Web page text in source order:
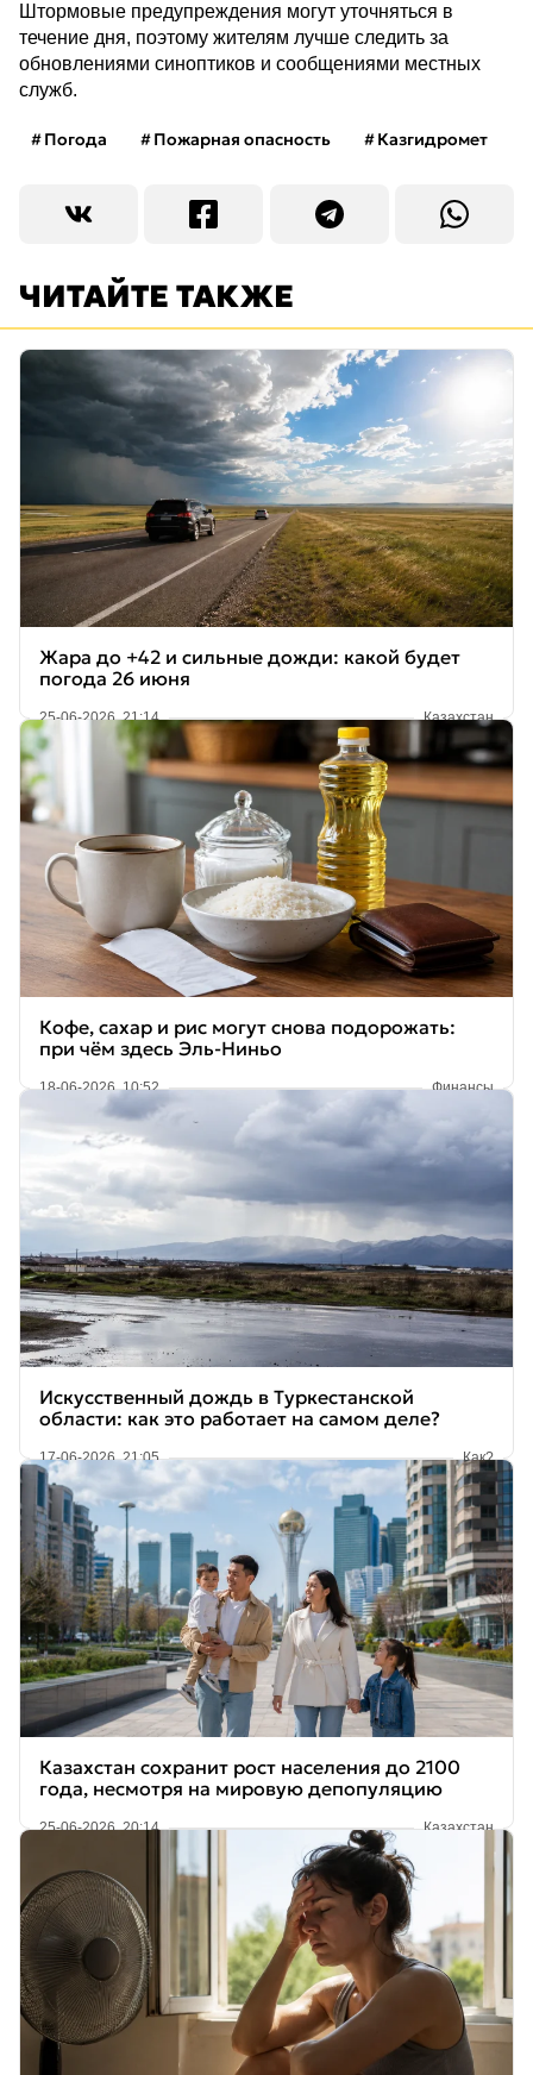
Штормовые предупреждения могут уточняться в
течение дня, поэтому жителям лучше следить за
обновлениями синоптиков и сообщениями местных
служб.
Погода Пожарная опасность Казгидромет
ЧИТАЙТЕ ТАКЖЕ
Жара до +42 и сильные дожди: какой будет
погода 26 июня
25-06-2026, 21:14 Казахстан
Кофе, сахар и рис могут снова подорожать:
при чём здесь Эль-Ниньо
18-06-2026, 10:52 Финансы
Искусственный дождь в Туркестанской
области: как это работает на самом деле?
17-06-2026, 21:05 Как?
Казахстан сохранит рост населения до 2100
года, несмотря на мировую депопуляцию
25-06-2026, 20:14 Казахстан